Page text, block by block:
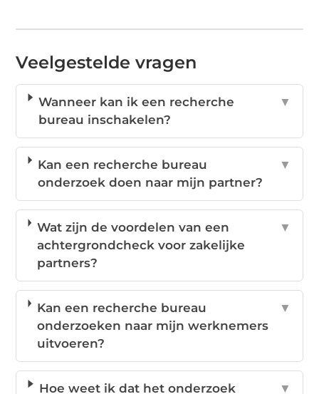
Veelgestelde vragen
Wanneer kan ik een recherche
bureau inschakelen?
▼
Kan een recherche bureau
onderzoek doen naar mijn partner?
▼
Wat zijn de voordelen van een
achtergrondcheck voor zakelijke
partners?
▼
Kan een recherche bureau
onderzoeken naar mijn werknemers
uitvoeren?
▼
Hoe weet ik dat het onderzoek ▼